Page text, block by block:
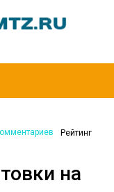
Рейтинг
на